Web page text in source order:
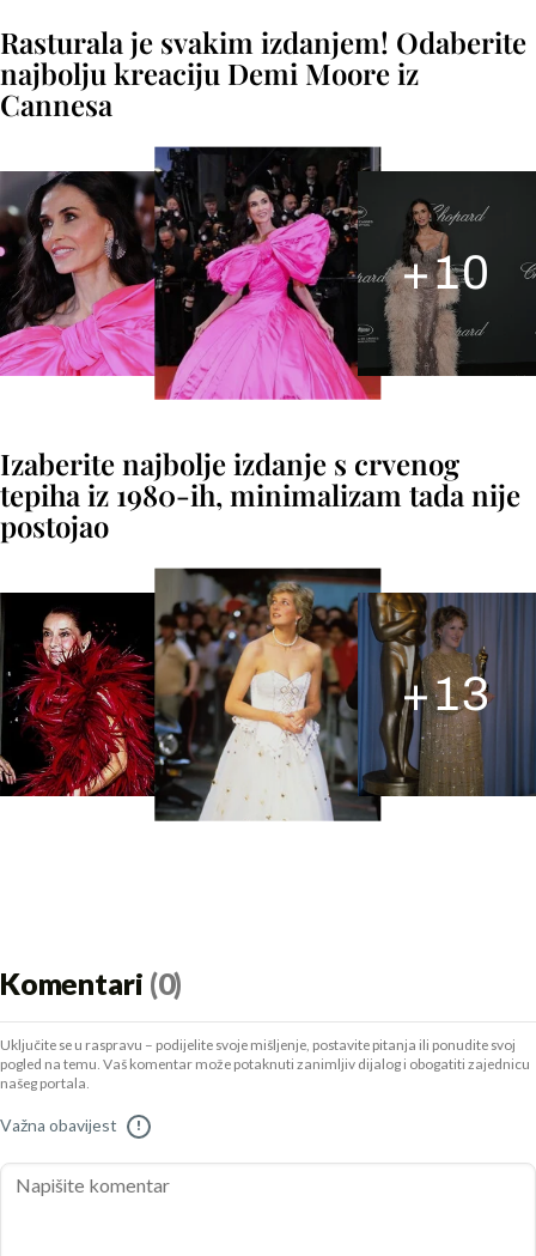
Rasturala je svakim izdanjem! Odaberite
najbolju kreaciju Demi Moore iz
Cannesa
+10
Izaberite najbolje izdanje s crvenog
tepiha iz 1980-ih, minimalizam tada nije
postojao
+13
Komentari (0)
Uključite se u raspravu – podijelite svoje mišljenje, postavite pitanja ili ponudite svoj
pogled na temu. Vaš komentar može potaknuti zanimljiv dijalog i obogatiti zajednicu
našeg portala.
Važna obavijest !